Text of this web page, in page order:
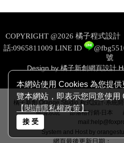
本網站使用 Cookies 為您提
覽本網站，即表示您同意使用
【閱讀隱私權政策】
接 受
COPYRIGHT @2026 橘子程式設
話:0965811009 LINE ID
號
Design by 橘子新創網頁設計
橘子新創 Orange Studio 程式設計‧系統
商情系統│部落格行銷‧日本
System and Host by
網頁最後更新日期：